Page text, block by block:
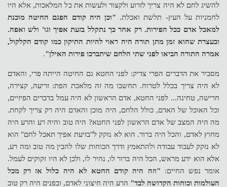
להשיג לחם לא היה צריך לזרוע ולקצור ולעשות את כל המלאכות, אלא היו
לחמניות על העץ- תלשת ואכלת. "וכן היה קודם הפגם החיטה מוכנת
למאכל אדם ככל הפירות. רק אחר כך נתקלל בזעת אפיך וגו' ולש ואפה.
ובעצרת שהוא זמן מתן תורה היה ראוי להיות התיקון כמו קודם הקלקול,
אמרה התורה הביאו לפני שתי הלחם שיתברכו פירות האילן".
מסביר את הדברים הפרי צדיק: לפני החטא גם החיטה הייתה פרי, והאדם
לא היה צריך בכלל לטרוח. תחשבו מה זה מלאכת הפת: זריעה, קצירה,
חרישה, טחינה... לפני החטא, אדם הראשון לא היה עמל בדברים הפיזיים,
וכל האוכל של האדם, כולל הלחם, היה מוכן והאדם היה רק צריך לקחת.
מה היה המצב של אדם הראשון לפני החטא? היה טוב והיה רע והרע היה
מחוץ לאדם, והכל היה ברור. הוא לא נזקק ל"בזיעת אפיך תאכל לחם" הוא
לא נזקק לעבוד עבודה ולהתאמץ ודרך הכוחות שלו להבין מה טוב ומה רע,
אלא הוא ידע מראש, הכל היה ברור לו, נהיר לו, ולכן לא היו זקוקים לעמל.
אומר נפש החיים: "וזה היה קודם החטא לא היה כלול אז רק מכל
העולמות וכוחות הקדושה לבד" הרע היה חיצוני לאדם, ובפנים היה רק טוב